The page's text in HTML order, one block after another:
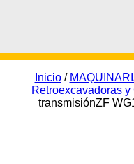
Inicio/
Retroexcavadoras
transmisiónZF